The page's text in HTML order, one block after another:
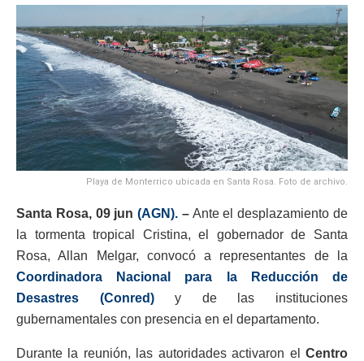
Playa de Monterrico ubicada en Santa Rosa. Foto de archivo.
Santa Rosa, 09 jun(AGN). –Ante el desplazamiento de
la tormenta tropical Cristina, el gobernador de Santa
Rosa, Allan Melgar, convocó a representantes de la
Coordinadora Nacional para la Reducción de
Desastres (Conred)y de las instituciones
gubernamentales con presencia en el departamento.
Durante la reunión, las autoridades activaron el Centro